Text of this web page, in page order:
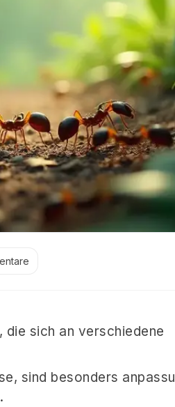
die sich an verschiedene
sind besonders